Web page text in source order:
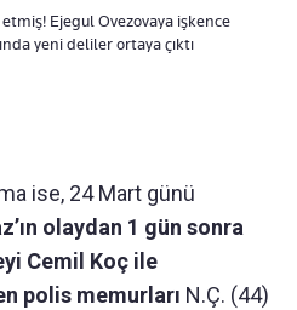
Ejegul Ovezovaya işkence
yeni deliler ortaya çıktı
ise, 24 Mart günü
olaydan 1 gün sonra
Cemil Koç ile
polis memurları N.Ç. (44)